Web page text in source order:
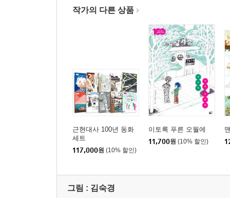
작가의 다른 상품
근현대사 100년 동화
세트
117,000원 (10% 할인)
이토록 푸른 오월에
11,700원 (10% 할인)
그림 : 김숙경